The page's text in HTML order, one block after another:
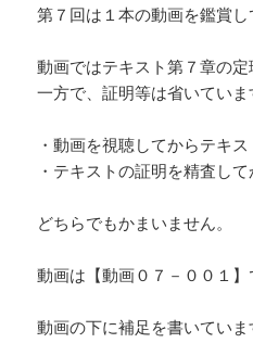
第７回は１本の動画を鑑賞し
動画ではテキスト第７章の定
一方で、証明等は省いていま
・動画を視聴してからテキ
・テキストの証明を精査し
どちらでもかまいません。
動画は【動画０７－００１】
動画の下に補足を書いていま